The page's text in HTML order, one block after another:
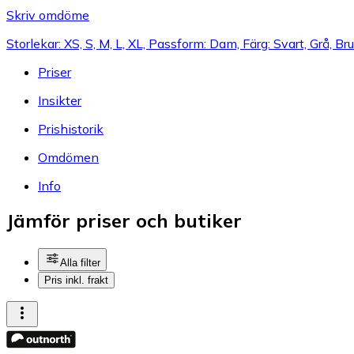
Skriv omdöme
Storlekar: XS, S, M, L, XL, Passform: Dam, Färg: Svart, Grå,
Priser
Insikter
Prishistorik
Omdömen
Info
Jämför priser och butiker
Alla filter
Pris inkl. frakt